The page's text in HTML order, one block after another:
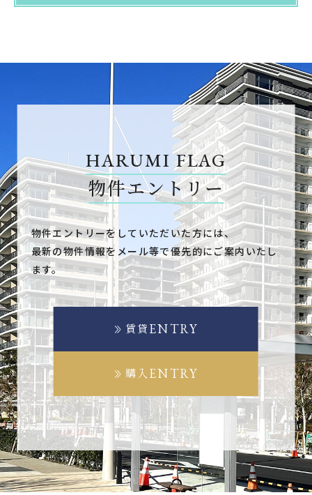
HARUMI FLAG
物件エントリー
物件エントリーをしていただいた方には、
最新の物件情報をメール等で優先的にご案内いたし
ます。
賃貸 ENTRY
購入 ENTRY